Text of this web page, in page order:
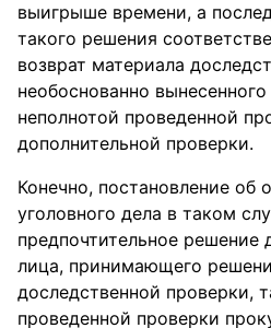
выигрыше времени, а
такого решения
возврат материала
необоснованно
неполнотой проведенной
дополнительной проверки.
Конечно, постановление об
уголовного дела в таком
предпочтительное решение
лица, принимающего
доследственной проверки,
проведенной проверки